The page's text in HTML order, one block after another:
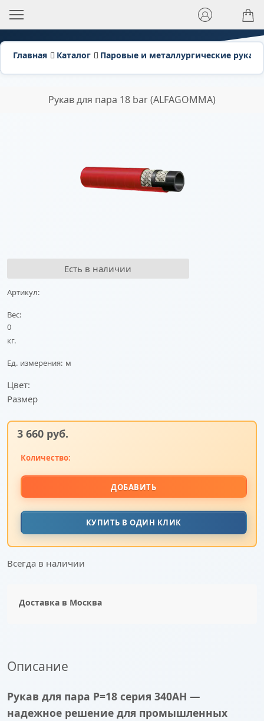
Главная Каталог Паровые и металлургические рукава
Рукав для пара 18 bar (ALFAGOMMA)
Есть в наличии
Артикул:
Вес:
0
кг.
Ед. измерения: м
Цвет:
Размер
3 660 руб.
Количество:
ДОБАВИТЬ
КУПИТЬ В ОДИН КЛИК
Всегда в наличии
Доставка в Москва
Описание
Рукав для пара P=18 серия 340AH —
надежное решение для промышленных